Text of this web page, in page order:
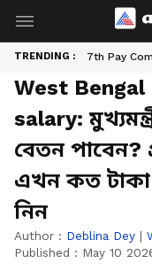
TRENDING : 7th Pay
West Bengal
salary:
বেতন পাবেন?
এখন কত টাকা
নিন
Author : Deblina Dey |
Published : May 10